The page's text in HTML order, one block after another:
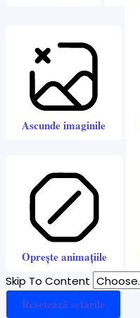
Ascunde imaginile
Oprește animațiile
Skip To Content
Resetează setările